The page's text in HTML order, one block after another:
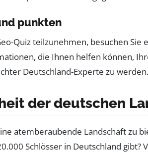
punkten
Quiz teilzunehmen, besuchen Sie
die Ihnen helfen können,
Deutschland-Experte zu werden.
der deutschen
atemberaubende Landschaft zu
Schlösser in Deutschland